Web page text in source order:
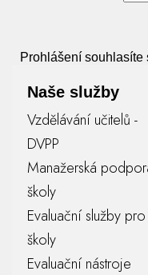
Prohlášení
Naše služby
Vzdělávání učitelů -
DVPP
Manažerská
školy
Evaluační služby pro
školy
Evaluační nástroje